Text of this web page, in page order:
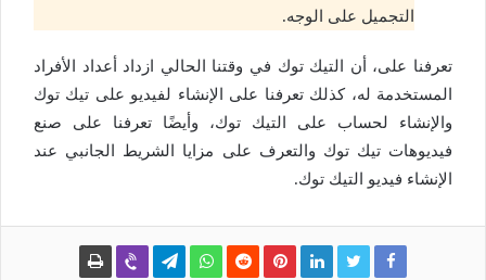
التجميل على الوجه.
تعرفنا على، أن التيك توك في وقتنا الحالي ازداد أعداد الأفراد
المستخدمة له، كذلك تعرفنا على الإنشاء لفيديو على تيك توك
والإنشاء لحساب على التيك توك، وأيضًا تعرفنا على صنع
فيديوهات تيك توك والتعرف على مزايا الشريط الجانبي عند
الإنشاء فيديو التيك توك.